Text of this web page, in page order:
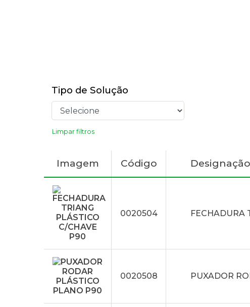
Tipo de Solução
Limpar filtros
Imagem Código Designação
0020504 FECHADURA
0020508 PUXADOR